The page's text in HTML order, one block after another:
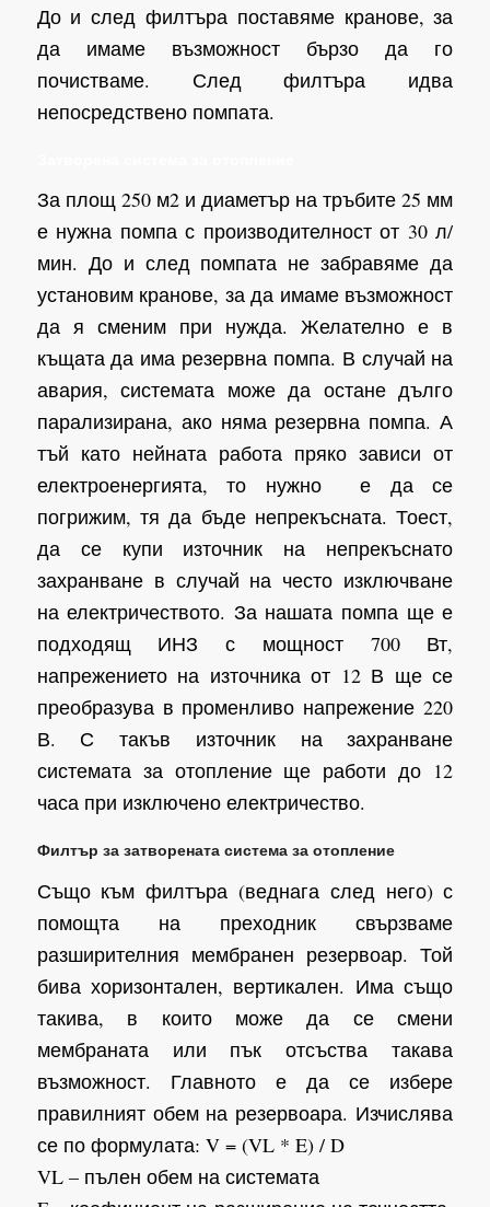
До и след филтъра поставяме кранове, за
да имаме възможност бързо да го
почистваме. След филтъра идва
непосредствено помпата.
За площ 250 м2 и диаметър на тръбите 25 мм
е нужна помпа с производителност от 30 л/
мин. До и след помпата не забравяме да
установим кранове, за да имаме възможност
да я сменим при нужда. Желателно е в
къщата да има резервна помпа. В случай на
авария, системата може да остане дълго
парализирана, ако няма резервна помпа. А
тъй като нейната работа пряко зависи от
електроенергията, то нужно е да се
погрижим, тя да бъде непрекъсната. Тоест,
да се купи източник на непрекъснато
захранване в случай на често изключване
на електричеството. За нашата помпа ще е
подходящ ИНЗ с мощност 700 Вт,
напрежението на източника от 12 В ще се
преобразува в променливо напрежение 220
В. С такъв източник на захранване
системата за отопление ще работи до 12
часа при изключено електричество.
Филтър за затворената система за отопление
Също към филтъра (веднага след него) с
помощта на преходник свързваме
разширителния мембранен резервоар. Той
бива хоризонтален, вертикален. Има също
такива, в които може да се смени
мембраната или пък отсъства такава
възможност. Главното е да се избере
правилният обем на резервоара. Изчислява
се по формулата: V = (VL * E) / D
VL – пълен обем на системата